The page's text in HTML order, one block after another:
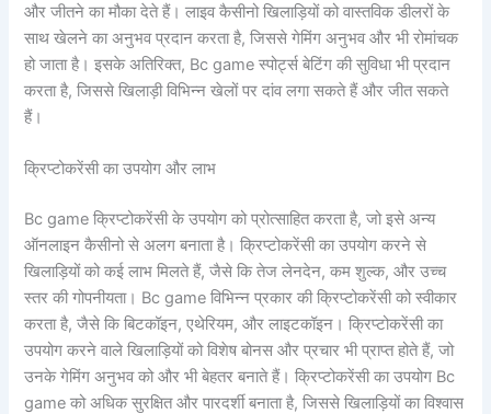
और जीतने का मौका देते हैं। लाइव कैसीनो खिलाड़ियों को वास्तविक डीलरों के
साथ खेलने का अनुभव प्रदान करता है, जिससे गेमिंग अनुभव और भी रोमांचक
हो जाता है। इसके अतिरिक्त, Bc game स्पोर्ट्स बेटिंग की सुविधा भी प्रदान
करता है, जिससे खिलाड़ी विभिन्न खेलों पर दांव लगा सकते हैं और जीत सकते
हैं।
क्रिप्टोकरेंसी का उपयोग और लाभ
Bc game क्रिप्टोकरेंसी के उपयोग को प्रोत्साहित करता है, जो इसे अन्य
ऑनलाइन कैसीनो से अलग बनाता है। क्रिप्टोकरेंसी का उपयोग करने से
खिलाड़ियों को कई लाभ मिलते हैं, जैसे कि तेज लेनदेन, कम शुल्क, और उच्च
स्तर की गोपनीयता। Bc game विभिन्न प्रकार की क्रिप्टोकरेंसी को स्वीकार
करता है, जैसे कि बिटकॉइन, एथेरियम, और लाइटकॉइन। क्रिप्टोकरेंसी का
उपयोग करने वाले खिलाड़ियों को विशेष बोनस और प्रचार भी प्राप्त होते हैं, जो
उनके गेमिंग अनुभव को और भी बेहतर बनाते हैं। क्रिप्टोकरेंसी का उपयोग Bc
game को अधिक सुरक्षित और पारदर्शी बनाता है, जिससे खिलाड़ियों का विश्वास